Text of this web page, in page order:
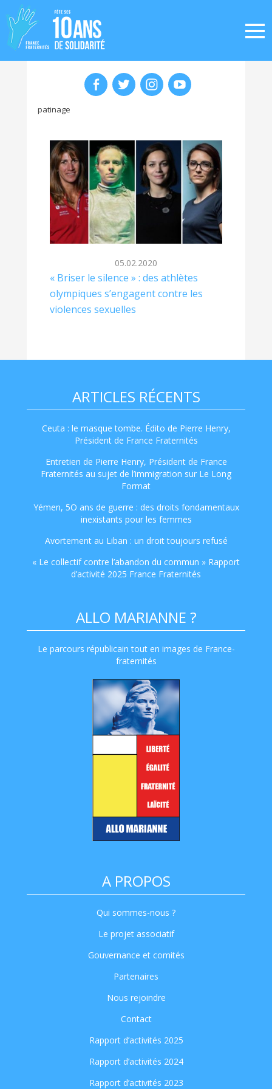
patinage
05.02.2020
« Briser le silence » : des athlètes
olympiques s’engagent contre les
violences sexuelles
ARTICLES RÉCENTS
Ceuta : le masque tombe. Édito de Pierre Henry,
Président de France Fraternités
Entretien de Pierre Henry, Président de France
Fraternités au sujet de l’immigration sur Le Long
Format
Yémen, 5O ans de guerre : des droits fondamentaux
inexistants pour les femmes
Avortement au Liban : un droit toujours refusé
« Le collectif contre l’abandon du commun » Rapport
d’activité 2025 France Fraternités
ALLO MARIANNE ?
Le parcours républicain tout en images de France-
fraternités
A PROPOS
Qui sommes-nous ?
Le projet associatif
Gouvernance et comités
Partenaires
Nous rejoindre
Contact
Rapport d’activités 2025
Rapport d’activités 2024
Rapport d’activités 2023